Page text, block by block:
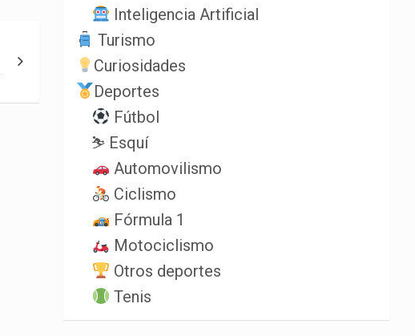
Inteligencia Artificial
Turismo
Curiosidades
Deportes
Fútbol
⛷️ Esquí
Automovilismo
Ciclismo
Fórmula 1
Motociclismo
Otros deportes
Tenis